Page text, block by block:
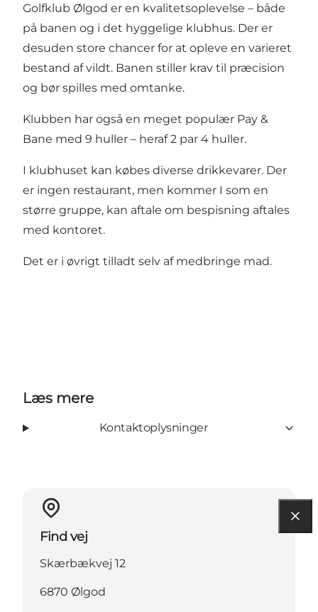
Golfklub Ølgod er en kvalitetsoplevelse – både
på banen og i det hyggelige klubhus. Der er
desuden store chancer for at opleve en varieret
bestand af vildt. Banen stiller krav til præcision
og bør spilles med omtanke.
Klubben har også en meget populær Pay &
Bane med 9 huller – heraf 2 par 4 huller.
I klubhuset kan købes diverse drikkevarer. Der
er ingen restaurant, men kommer I som en
større gruppe, kan aftale om bespisning aftales
med kontoret.
Det er i øvrigt tilladt selv af medbringe mad.
Læs mere
Kontaktoplysninger
Find vej
Skærbækvej 12
6870 Ølgod